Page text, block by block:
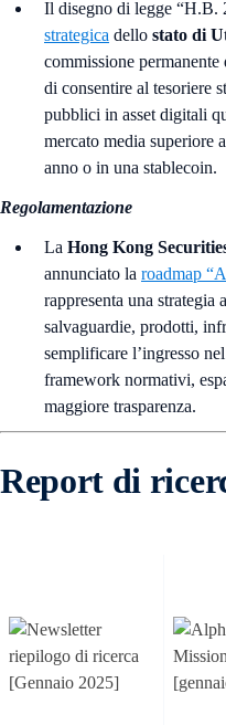
Il disegno di legge “H.B.
strategica dello stato di
commissione
di consentire al tesoriere
pubblici in asset digitali
mercato media superiore
anno o in una stablecoin.
Regolamentazione
La Hong Kong
annunciato la roadmap
rappresenta una strategia
salvaguardie, prodotti,
semplificare l’ingresso
framework normativi,
maggiore trasparenza.
Report di